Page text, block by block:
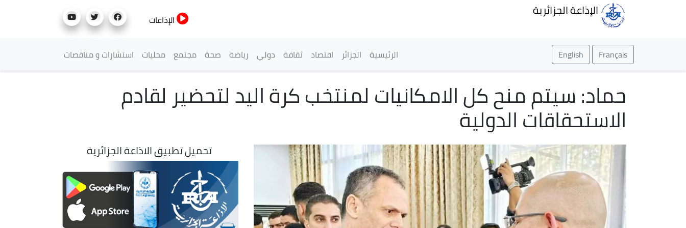
الإذاعة الجزائرية
الإذاعات
Français
English القائمة الرئيسية
الرئيسية الجزائر اقتصاد ثقافة دولي رياضة صحة مجتمع محليات استشارات و مناقصات
حماد: سيتم منح كل الامكانيات لمنتخب كرة اليد لتحضير لقادم
الاستحقاقات الدولية
تحميل تطبيق الاذاعة الجزائرية